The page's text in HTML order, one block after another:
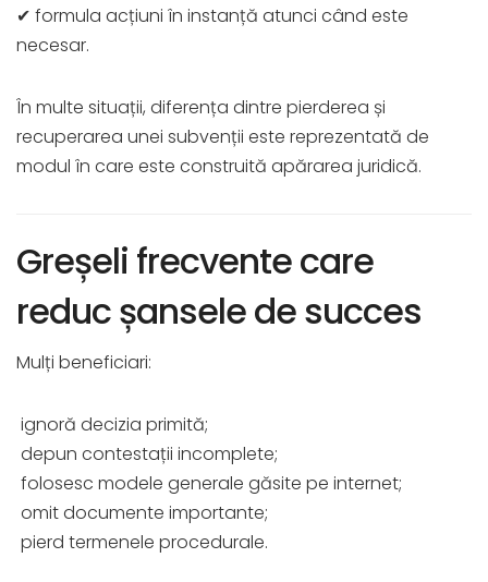
✔ formula acțiuni în instanță atunci când este
necesar.
În multe situații, diferența dintre pierderea și
recuperarea unei subvenții este reprezentată de
modul în care este construită apărarea juridică.
Greșeli frecvente care
reduc șansele de succes
Mulți beneficiari:
ignoră decizia primită;
depun contestații incomplete;
folosesc modele generale găsite pe internet;
omit documente importante;
pierd termenele procedurale.